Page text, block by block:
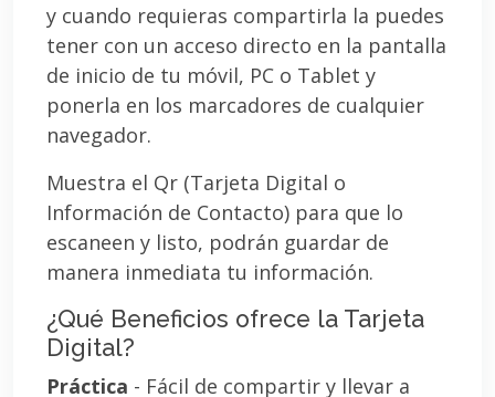
y cuando requieras compartirla la puedes
tener con un acceso directo en la pantalla
de inicio de tu móvil, PC o Tablet y
ponerla en los marcadores de cualquier
navegador.
Muestra el Qr (Tarjeta Digital o
Información de Contacto) para que lo
escaneen y listo, podrán guardar de
manera inmediata tu información.
¿Qué Beneficios ofrece la Tarjeta
Digital?
Práctica - Fácil de compartir y llevar a